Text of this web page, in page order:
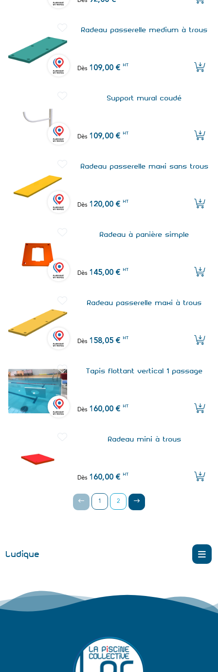
Radeau passerelle medium à trous
Dès 109,00 € HT
Support mural coudé
Dès 109,00 € HT
Radeau passerelle maxi sans trous
Dès 120,00 € HT
Radeau à panière simple
Dès 145,00 € HT
Radeau passerelle maxi à trous
Dès 158,05 € HT
Tapis flottant vertical 1 passage
Dès 160,00 € HT
Radeau mini à trous
Dès 160,00 € HT
1 2
Ludique